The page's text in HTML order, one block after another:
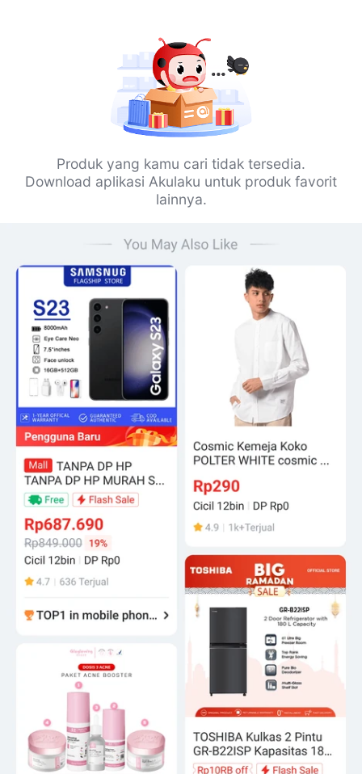
Produk yang kamu cari tidak tersedia.
Download aplikasi Akulaku untuk produk favorit
lainnya.